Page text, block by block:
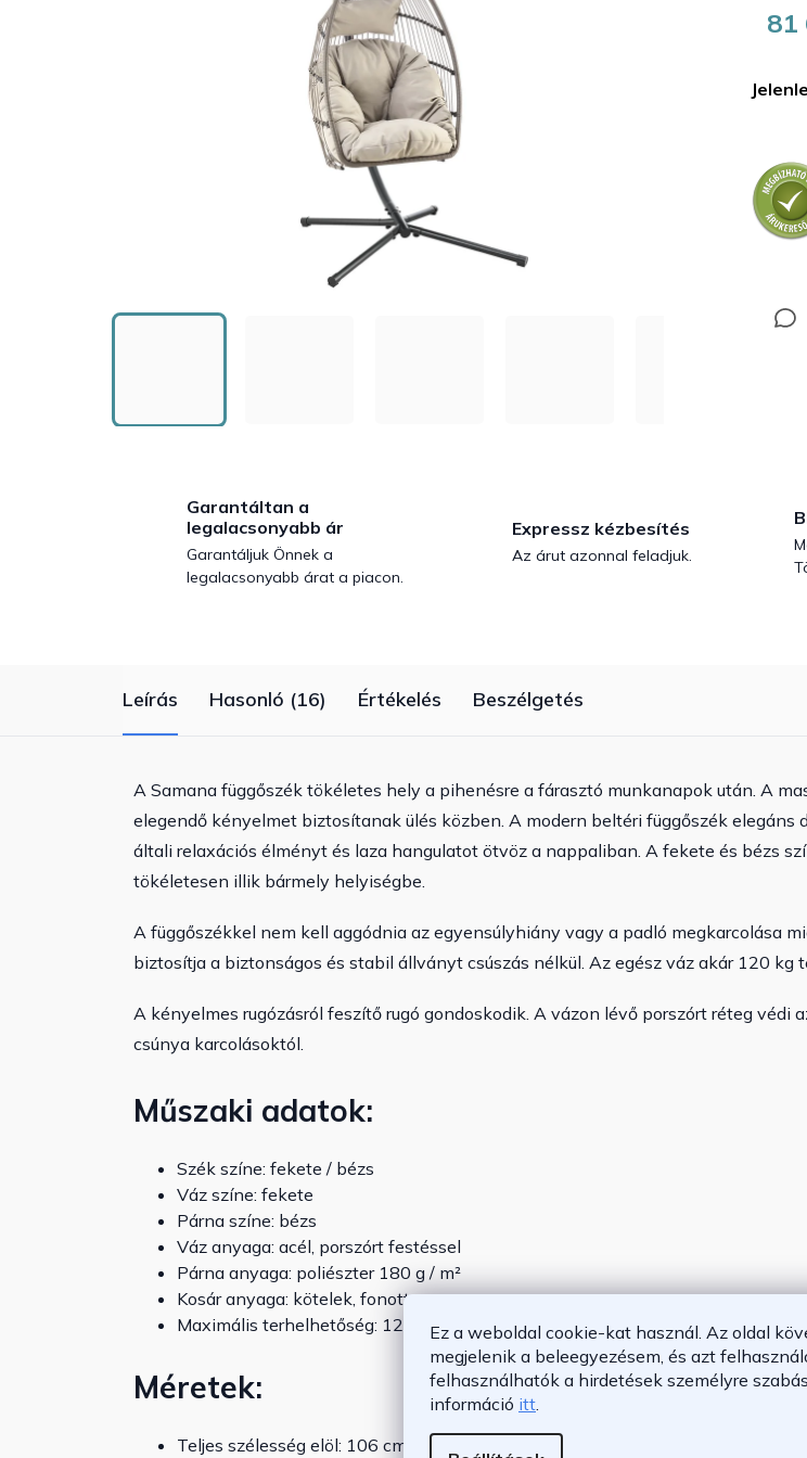
Ez a weboldal cookie-kat használ. Az oldal
megjelenik a beleegyezésem, és azt
felhasználhatók a hirdetések személyre
információ itt
81
Garantáltan a
legalacsonyabb ár
Garantáljuk Önnek a
legalacsonyabb árat a piacon.
Expressz kézbesítés
Az árut azonnal feladjuk.
Leírás Hasonló (16) Értékelés Beszélgetés
A Samana függőszék tökéletes hely a pihenésre a fárasztó munkanapok után. A
elegendő kényelmet biztosítanak ülés közben. A modern beltéri függőszék elegáns
általi relaxációs élményt és laza hangulatot ötvöz a nappaliban. A fekete és bézs
tökéletesen illik bármely helyiségbe.
A függőszékkel nem kell aggódnia az egyensúlyhiány vagy a padló megkarcolása
biztosítja a biztonságos és stabil állványt csúszás nélkül. Az egész váz akár 120 kg
A kényelmes rugózásról feszítő rugó gondoskodik. A vázon lévő porszórt réteg védi
csúnya karcolásoktól.
Műszaki adatok:
Szék színe: fekete / bézs
Váz színe: fekete
Párna színe: bézs
Váz anyaga: acél, porszórt festéssel
Párna anyaga: poliészter 180 g / m²
Kosár anyaga: kötelek, fonott
Maximális terhelhetőség: 120 kg
Méretek:
Teljes szélesség elöl: 106 cm